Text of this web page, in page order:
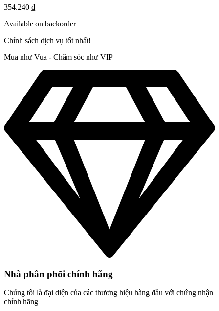
354.240 ₫
Available on backorder
Chính sách dịch vụ tốt nhất!
Mua như Vua - Chăm sóc như VIP
Nhà phân phối chính hãng
Chúng tôi là đại diện của các thương hiệu hàng đầu với chứng nhận
chính hãng